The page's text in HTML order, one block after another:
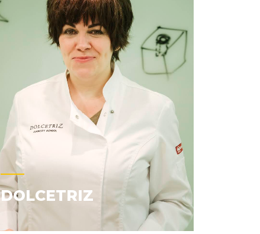
DOLCETRIZ